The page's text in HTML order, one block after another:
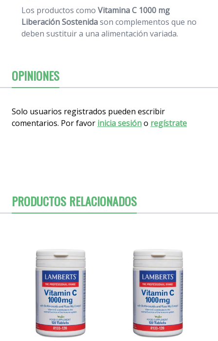
Los productos como Vitamina C 1000 mg
Liberación Sostenidason complementos que no
deben sustituir a una alimentación variada.
OPINIONES
Solo usuarios registrados pueden escribir
comentarios. Por favor inicia sesióno regístrate
PRODUCTOS RELACIONADOS